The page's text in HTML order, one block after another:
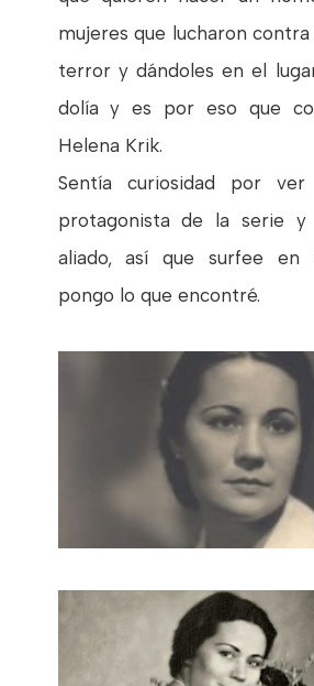
mujeres que lucharon
terror y dándoles en el
dolía y es por eso que
Helena Krik.
Sentía curiosidad por
protagonista de la serie
aliado, así que surfee en
pongo lo que encontré.